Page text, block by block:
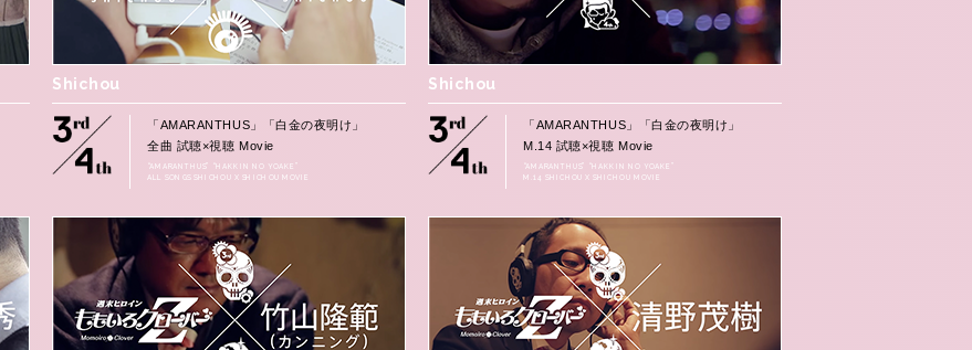
Shichou
「AMARANTHUS」「白金の夜明け」
全曲 試聴×視聴 Movie
“AMARANTHUS” “HAKKIN NO YOAKE”
ALL SONGS SHICHOU X SHICHOU MOVIE
Shichou
「AMARANTHUS」「白金の夜明け」
M.14 試聴×視聴 Movie
“AMARANTHUS” “HAKKIN NO YOAKE”
M.14 SHICHOU X SHICHOU MOVIE